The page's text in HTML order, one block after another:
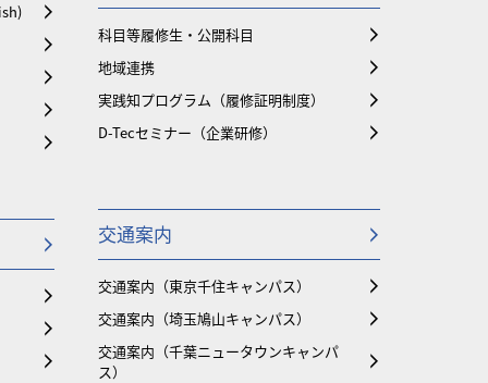
科目等履修生・公開科目
地域連携
実践知プログラム（履修証明制度）
D-Tecセミナー（企業研修）
交通案内
交通案内（東京千住キャンパス）
交通案内（埼玉鳩山キャンパス）
交通案内（千葉ニュータウンキャンパ
ス）